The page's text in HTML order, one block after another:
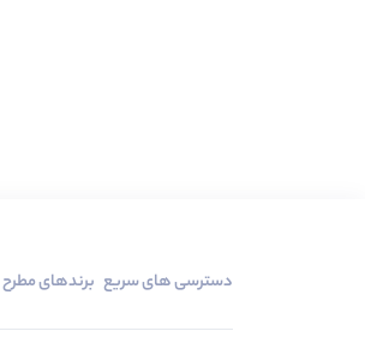
دسترسی های سریع برندهای مطرح